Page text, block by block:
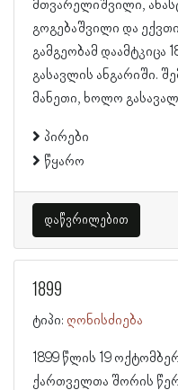
მთვარელიშვილი,
გოგებაშვილი და
გამგეობამ დაამტკიცა
გასავლის ანგარიში.
მანეთი, ხოლო
პირები
წყარო
დაწვრილებით
1899
ტიპი: ღონისძიება
1899 წლის 19
ქართველთა შორის